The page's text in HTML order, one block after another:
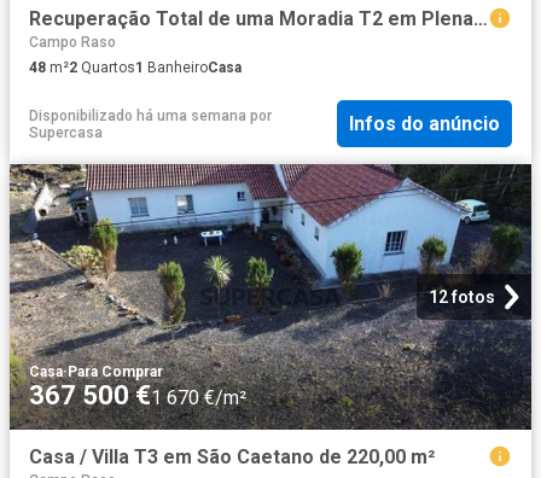
Recuperação Total de uma Moradia T2 em Plena Falésia
Campo Raso
48 m²2 Quartos1 BanheiroCasa
Disponibilizado há uma semana por
Supercasa
Infos do anúncio
12 fotos
Casa·Para Comprar
367 500 €1 670 €/m²
Casa / Villa T3 em São Caetano de 220,00 m²